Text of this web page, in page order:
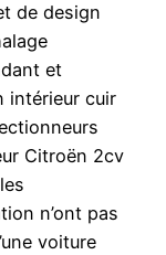
de design
et
intérieur cuir
Citroën 2cv
n’ont pas
voiture